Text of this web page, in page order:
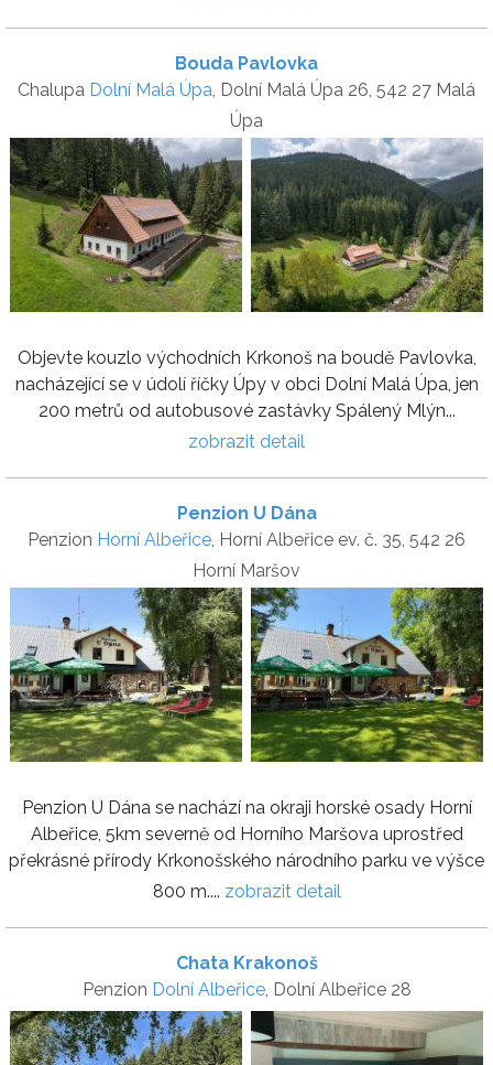
Bouda Pavlovka
Chalupa Dolní Malá Úpa , Dolní Malá Úpa 26, 542 27 Malá
Úpa
Objevte kouzlo východních Krkonoš na boudě Pavlovka,
nacházející se v údolí říčky Úpy v obci Dolní Malá Úpa, jen
200 metrů od autobusové zastávky Spálený Mlýn...
zobrazit detail
Penzion U Dána
Penzion Horní Albeřice , Horní Albeřice ev. č. 35, 542 26
Horní Maršov
Penzion U Dána se nachází na okraji horské osady Horní
Albeřice, 5km severně od Horního Maršova uprostřed
překrásné přírody Krkonošského národního parku ve výšce
800 m.... zobrazit detail
Chata Krakonoš
Penzion Dolní Albeřice, Dolní Albeřice 28